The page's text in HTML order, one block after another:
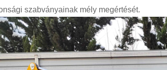
szabványainak mély megértését.